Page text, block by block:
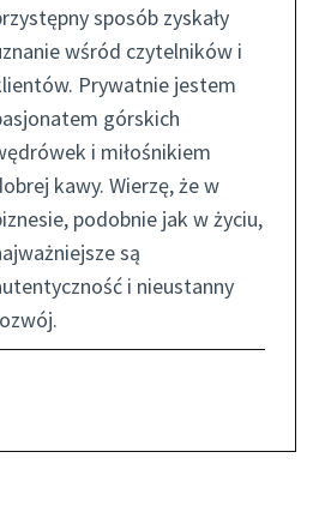
sposób zyskały
wśród czytelników i
Prywatnie jestem
górskich
i miłośnikiem
kawy. Wierzę, że w
podobnie jak w życiu,
są
i nieustanny